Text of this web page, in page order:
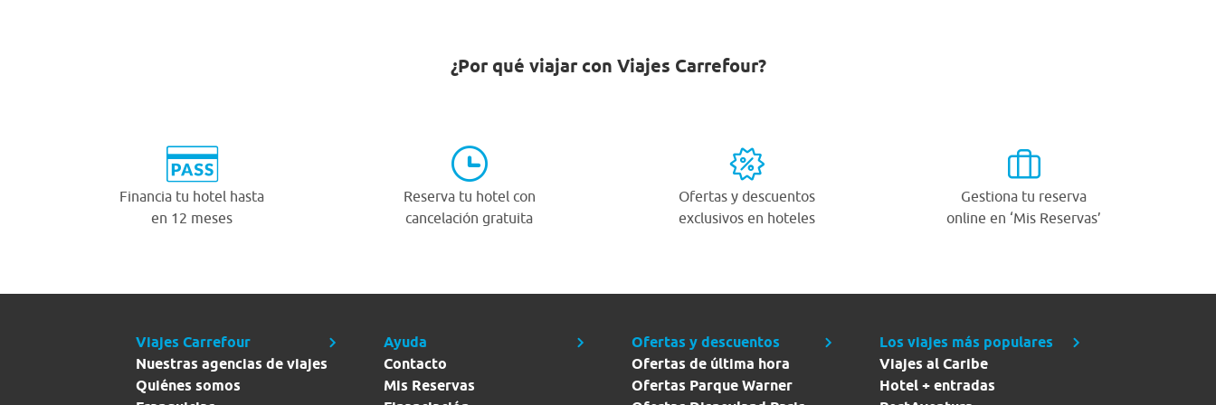
¿Por qué viajar con Viajes Carrefour?
Financia tu hotel hasta
en 12 meses
Reserva tu hotel con
cancelación gratuita
Ofertas y descuentos
exclusivos en hoteles
Gestiona tu reserva
online en ‘Mis Reservas’
Viajes Carrefour
Nuestras agencias de viajes
Quiénes somos
Ayuda
Contacto
Mis Reservas
Ofertas y descuentos
Ofertas de última hora
Ofertas Parque Warner
Los viajes más populares
Viajes al Caribe
Hotel + entradas